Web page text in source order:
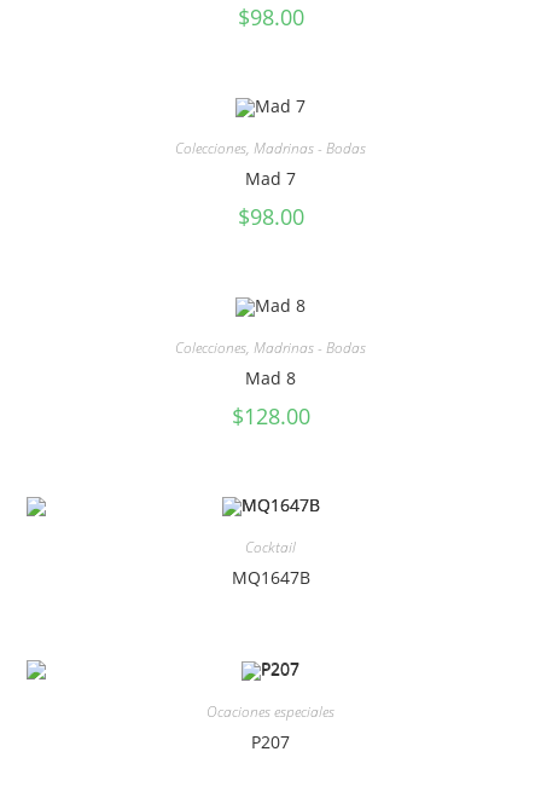
$98.00
Colecciones, Madrinas - Bodas
Mad 7
$98.00
Colecciones, Madrinas - Bodas
Mad 8
$128.00
Cocktail
MQ1647B
Ocaciones especiales
P207